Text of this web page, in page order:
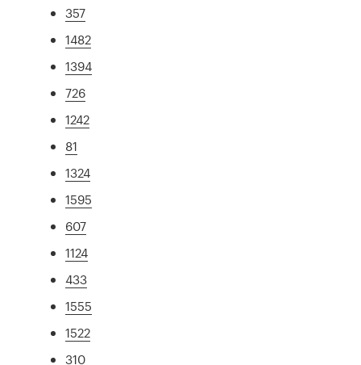
357
1482
1394
726
1242
81
1324
1595
607
1124
433
1555
1522
310